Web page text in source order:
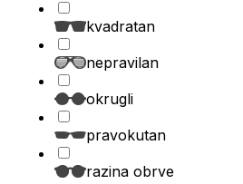
kvadratan
nepravilan
okrugli
pravokutan
razina obrve